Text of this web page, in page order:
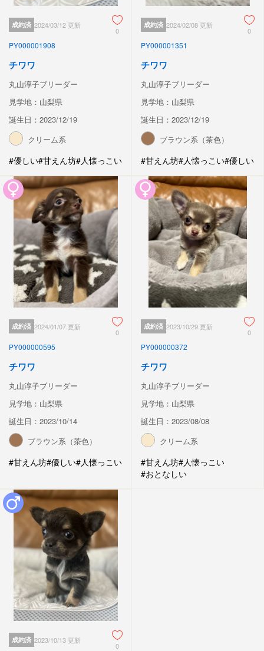
成約済 2024/03/12 更新
0
PY000001908
チワワ
丸山淳子ブリーダー
見学地：山梨県
誕生日：2023/12/19
クリーム系
#優しい#甘えん坊#人懐っこい
成約済 2024/02/08 更新
0
PY000001351
チワワ
丸山淳子ブリーダー
見学地：山梨県
誕生日：2023/12/19
ブラウン系（茶色）
#甘えん坊#人懐っこい#優しい
成約済 2024/01/07 更新
0
PY000000595
チワワ
丸山淳子ブリーダー
見学地：山梨県
誕生日：2023/10/14
ブラウン系（茶色）
#甘えん坊#優しい#人懐っこい
成約済 2023/10/29 更新
0
PY000000372
チワワ
丸山淳子ブリーダー
見学地：山梨県
誕生日：2023/08/08
クリーム系
#甘えん坊#人懐っこい
#おとなしい
成約済 2023/10/13 更新
0